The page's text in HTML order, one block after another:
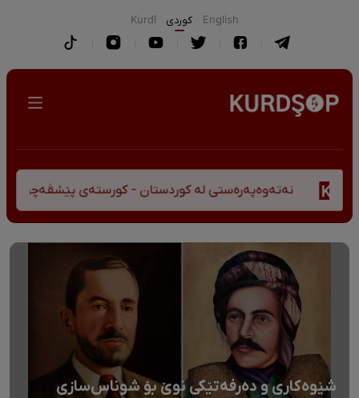
English كوردی Kurdî
لە کوردستان - کورستەی پێشڤەچوونی مێژوویی و
شێوەکاری و دەرفەتێکی نوێ بۆ شوناس‌سازی